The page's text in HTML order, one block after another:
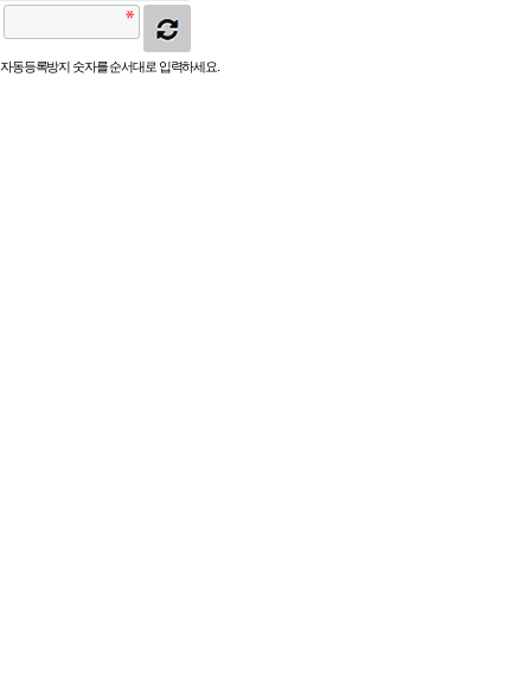
자동등록방지 숫자를 순서대로 입력하세요.